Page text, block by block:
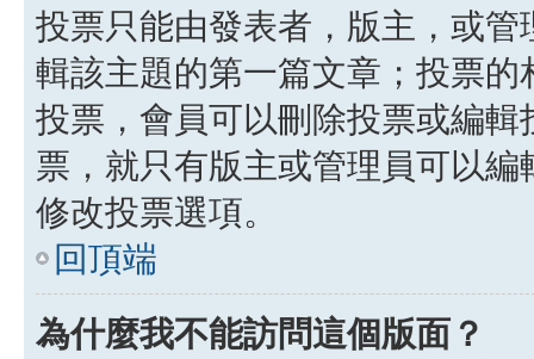
投票只能由發表者，版主，或
輯該主題的第一篇文章；投票
投票，會員可以刪除投票或編
票，就只有版主或管理員可以
修改投票選項。
回頂端
為什麼我不能訪問這個版面？